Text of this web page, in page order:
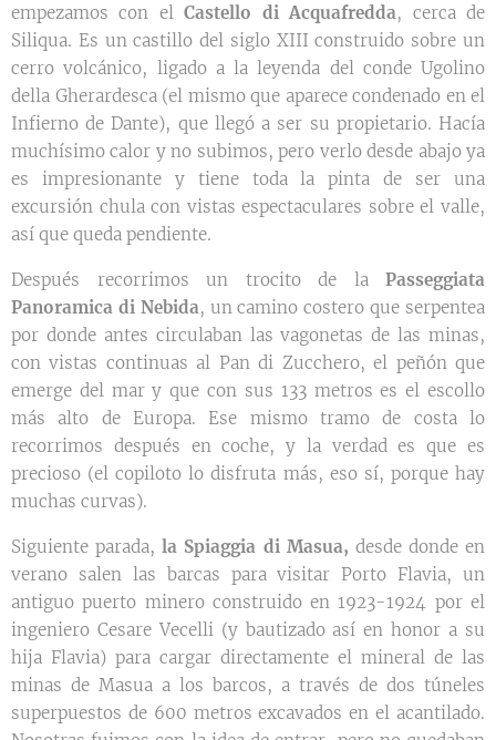
empezamos con elCastello di Acquafredda, cerca de
Siliqua. Es un castillo del siglo XIII construido sobre un
cerro volcánico, ligado a la leyenda del conde Ugolino
della Gherardesca (el mismo que aparece condenado en el
Infierno de Dante), que llegó a ser su propietario. Hacía
muchísimo calor y no subimos, pero verlo desde abajo ya
es impresionante y tiene toda la pinta de ser una
excursión chula con vistas espectaculares sobre el valle,
así que queda pendiente.
Después recorrimos un trocito de la Passeggiata
Panoramica di Nebida, un camino costero que serpentea
por donde antes circulaban las vagonetas de las minas,
con vistas continuas al Pan di Zucchero, el peñón que
emerge del mar y que con sus 133 metros es el escollo
más alto de Europa. Ese mismo tramo de costa lo
recorrimos después en coche, y la verdad es que es
precioso (el copiloto lo disfruta más, eso sí, porque hay
muchas curvas).
Siguiente parada,la Spiaggia di Masua, desde donde en
verano salen las barcas para visitar Porto Flavia, un
antiguo puerto minero construido en 1923-1924 por el
ingeniero Cesare Vecelli (y bautizado así en honor a su
hija Flavia) para cargar directamente el mineral de las
minas de Masua a los barcos, a través de dos túneles
superpuestos de 600 metros excavados en el acantilado.